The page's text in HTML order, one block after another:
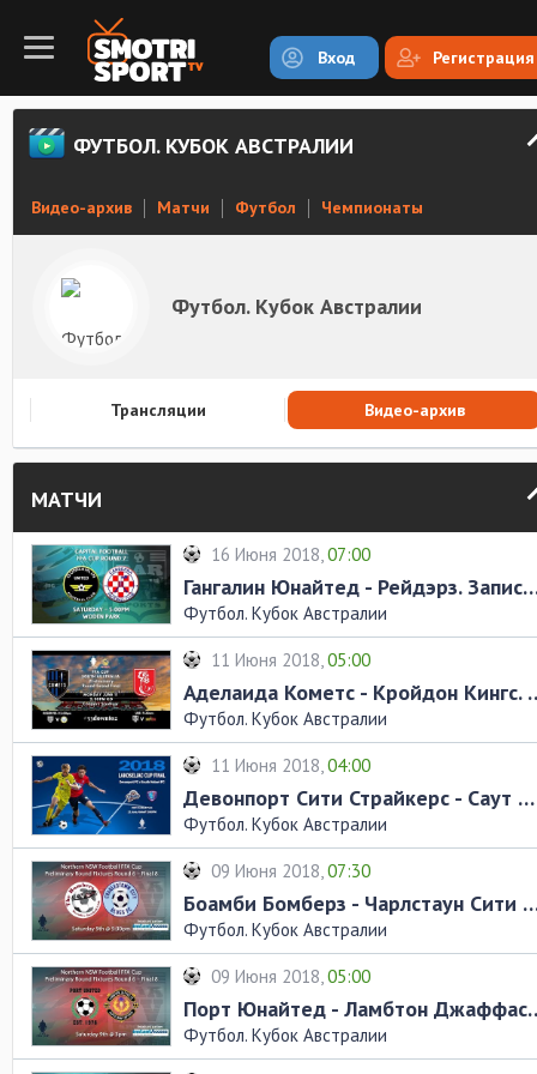
Вход Регистрация
ФУТБОЛ. КУБОК АВСТРАЛИИ
Видео-архив Матчи Футбол Чемпионаты
Футбол. Кубок Австралии
Трансляции Видео-архив
МАТЧИ
16 Июня 2018,07:00
Гангалин Юнайтед -
Футбол. Кубок Австралии
11 Июня 2018,05:00
Аделаида
Футбол. Кубок Австралии
11 Июня 2018,04:00
Девонпорт Сити Страйкерс - Саут Хобарт. Запись матча
Футбол. Кубок Австралии
09 Июня 2018,07:30
Боамби Бомберз - Чарлстаун
Футбол. Кубок Австралии
09 Июня 2018,05:00
Порт Юнайтед
Футбол. Кубок Австралии